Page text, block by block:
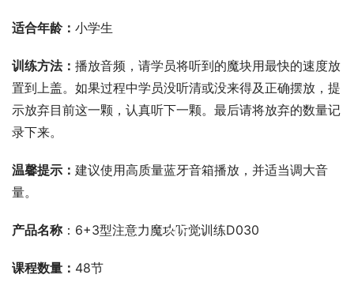
适合年龄： 小学生
训练方法： 播放音频，请学员将听到的魔块用最快的速度放
置到上盖。如果过程中学员没听清或没来得及正确摆放，提
示放弃目前这一颗，认真听下一颗。最后请将放弃的数量记
录下来。
温馨提示： 建议使用高质量蓝牙音箱播放，并适当调大音
量。
产品名称：6+3型注意力魔块听觉训练D030
课程数量： 48节